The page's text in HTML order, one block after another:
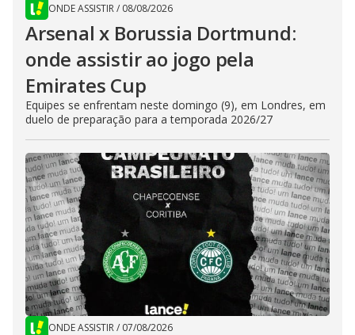
ONDE ASSISTIR/ 08/08/2026
Arsenal x Borussia Dortmund:
onde assistir ao jogo pela
Emirates Cup
Equipes se enfrentam neste domingo (9), em Londres, em
duelo de preparação para a temporada 2026/27
ONDE ASSISTIR/ 07/08/2026